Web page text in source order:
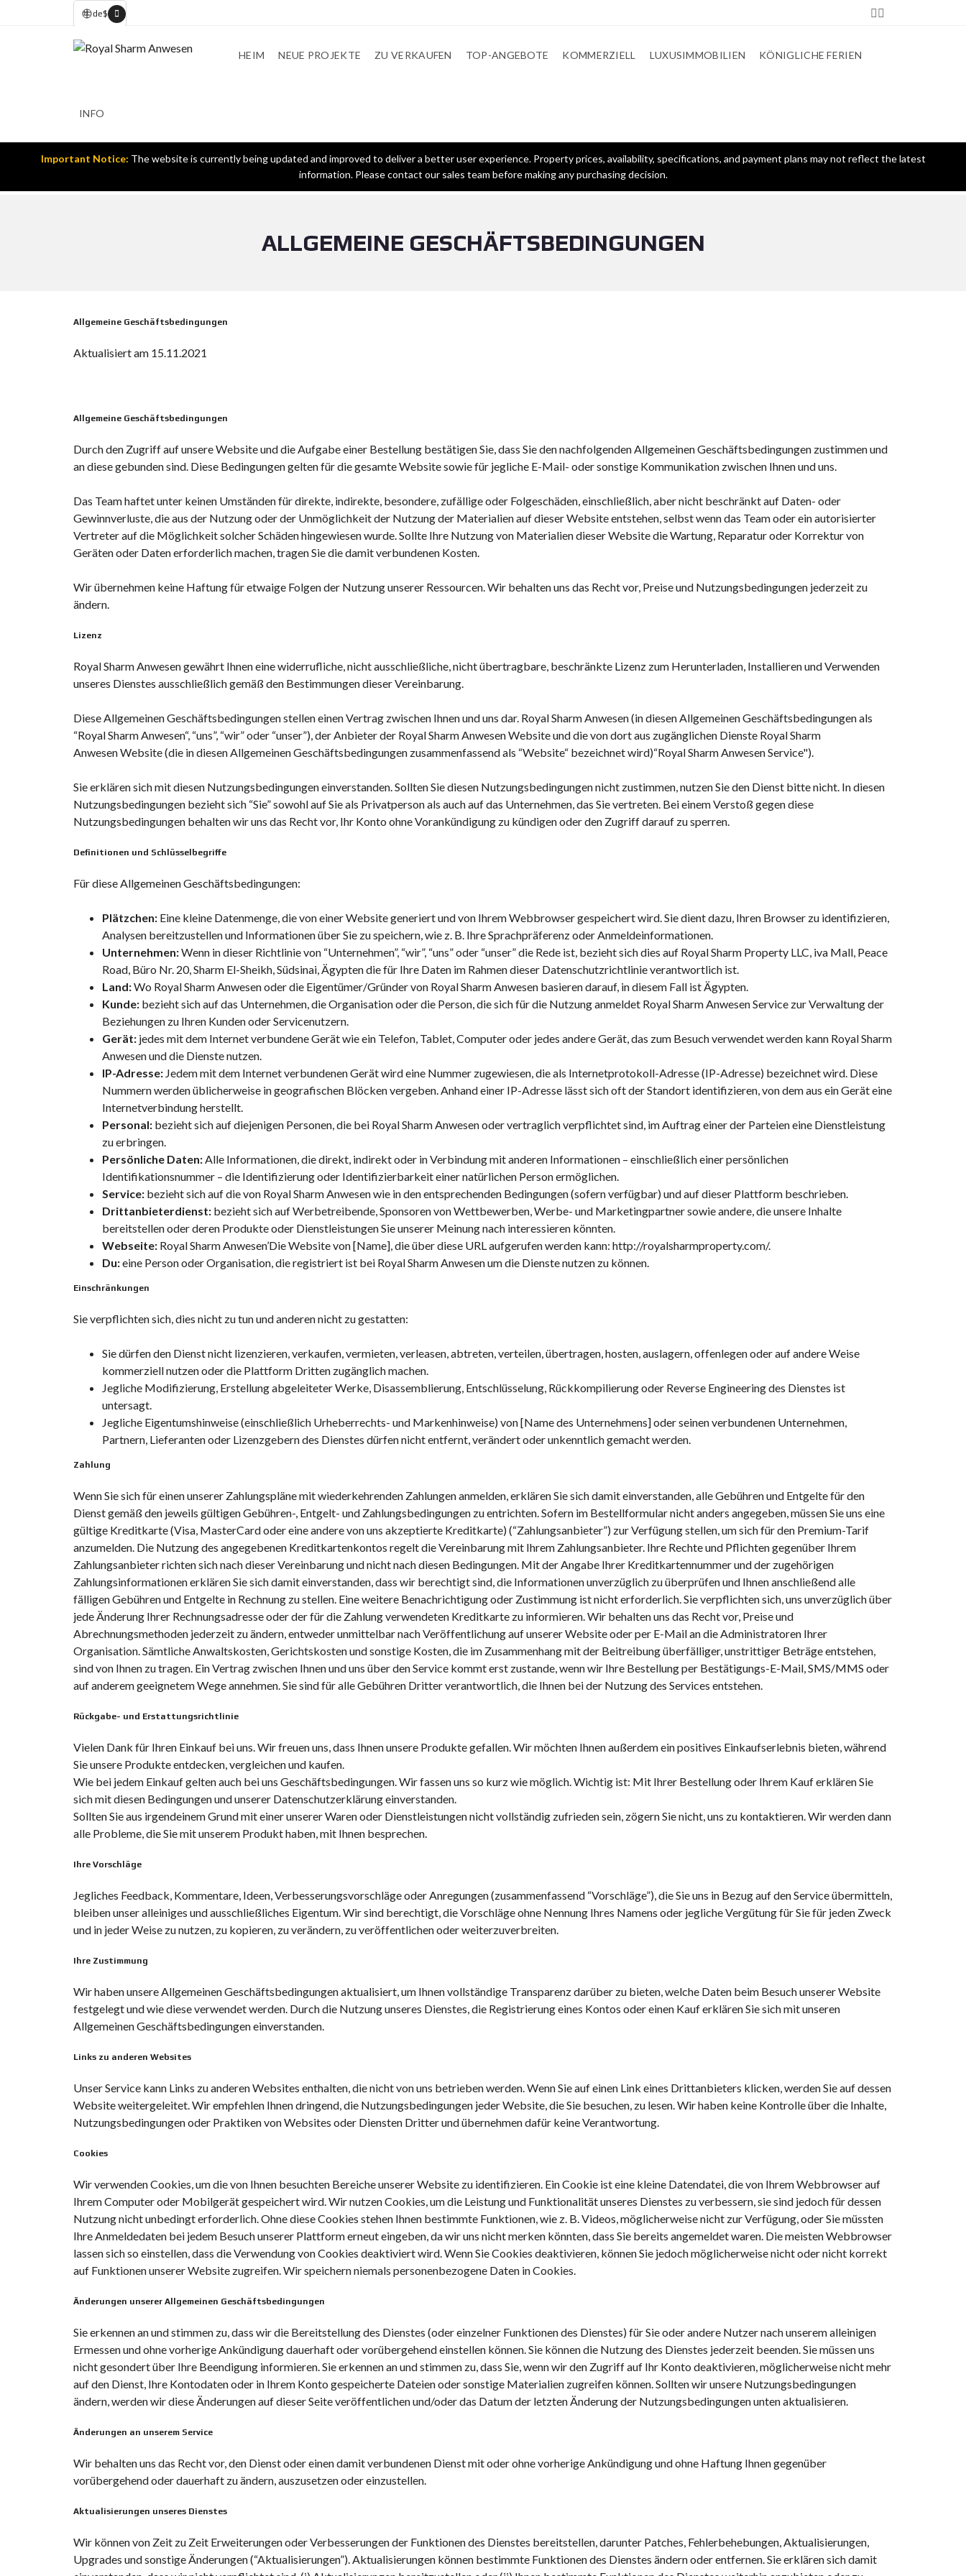
de$
HEIM NEUE PROJEKTE ZU VERKAUFEN TOP-ANGEBOTE KOMMERZIELL LUXUSIMMOBILIEN KÖNIGLICHE FERIEN
INFO
Important Notice: The website is currently being updated and improved to deliver a better user experience. Property prices, availability, specifications, and payment plans may not reflect the latest
information. Please contact our sales team before making any purchasing decision.
ALLGEMEINE GESCHÄFTSBEDINGUNGEN
Allgemeine Geschäftsbedingungen
Aktualisiert am 15.11.2021
Allgemeine Geschäftsbedingungen
Durch den Zugriff auf unsere Website und die Aufgabe einer Bestellung bestätigen Sie, dass Sie den nachfolgenden Allgemeinen Geschäftsbedingungen zustimmen und
an diese gebunden sind. Diese Bedingungen gelten für die gesamte Website sowie für jegliche E-Mail- oder sonstige Kommunikation zwischen Ihnen und uns.
Das Team haftet unter keinen Umständen für direkte, indirekte, besondere, zufällige oder Folgeschäden, einschließlich, aber nicht beschränkt auf Daten- oder
Gewinnverluste, die aus der Nutzung oder der Unmöglichkeit der Nutzung der Materialien auf dieser Website entstehen, selbst wenn das Team oder ein autorisierter
Vertreter auf die Möglichkeit solcher Schäden hingewiesen wurde. Sollte Ihre Nutzung von Materialien dieser Website die Wartung, Reparatur oder Korrektur von
Geräten oder Daten erforderlich machen, tragen Sie die damit verbundenen Kosten.
Wir übernehmen keine Haftung für etwaige Folgen der Nutzung unserer Ressourcen. Wir behalten uns das Recht vor, Preise und Nutzungsbedingungen jederzeit zu
ändern.
Lizenz
Royal Sharm Anwesengewährt Ihnen eine widerrufliche, nicht ausschließliche, nicht übertragbare, beschränkte Lizenz zum Herunterladen, Installieren und Verwenden
unseres Dienstes ausschließlich gemäß den Bestimmungen dieser Vereinbarung.
Diese Allgemeinen Geschäftsbedingungen stellen einen Vertrag zwischen Ihnen und uns dar. Royal Sharm Anwesen(in diesen Allgemeinen Geschäftsbedingungen als
“Royal Sharm Anwesen“, “uns”, “wir” oder “unser”), der Anbieter der Royal Sharm AnwesenWebsite und die von dort aus zugänglichen Dienste Royal Sharm
AnwesenWebsite (die in diesen Allgemeinen Geschäftsbedingungen zusammenfassend als “Website“ bezeichnet wird)“Royal Sharm AnwesenService").
Sie erklären sich mit diesen Nutzungsbedingungen einverstanden. Sollten Sie diesen Nutzungsbedingungen nicht zustimmen, nutzen Sie den Dienst bitte nicht. In diesen
Nutzungsbedingungen bezieht sich “Sie” sowohl auf Sie als Privatperson als auch auf das Unternehmen, das Sie vertreten. Bei einem Verstoß gegen diese
Nutzungsbedingungen behalten wir uns das Recht vor, Ihr Konto ohne Vorankündigung zu kündigen oder den Zugriff darauf zu sperren.
Definitionen und Schlüsselbegriffe
Für diese Allgemeinen Geschäftsbedingungen:
Plätzchen: Eine kleine Datenmenge, die von einer Website generiert und von Ihrem Webbrowser gespeichert wird. Sie dient dazu, Ihren Browser zu identifizieren,
Analysen bereitzustellen und Informationen über Sie zu speichern, wie z. B. Ihre Sprachpräferenz oder Anmeldeinformationen.
Unternehmen:Wenn in dieser Richtlinie von “Unternehmen”, “wir”, “uns” oder “unser” die Rede ist, bezieht sich dies auf Royal Sharm Property LLC, iva Mall, Peace
Road, Büro Nr. 20, Sharm El-Sheikh, Südsinai, Ägyptendie für Ihre Daten im Rahmen dieser Datenschutzrichtlinie verantwortlich ist.
Land:Wo Royal Sharm Anwesenoder die Eigentümer/Gründer von Royal Sharm Anwesen basieren darauf, in diesem Fall istÄgypten.
Kunde: bezieht sich auf das Unternehmen, die Organisation oder die Person, die sich für die Nutzung anmeldet Royal Sharm AnwesenService zur Verwaltung der
Beziehungen zu Ihren Kunden oder Servicenutzern.
Gerät: jedes mit dem Internet verbundene Gerät wie ein Telefon, Tablet, Computer oder jedes andere Gerät, das zum Besuch verwendet werden kann Royal Sharm
Anwesenund die Dienste nutzen.
IP-Adresse: Jedem mit dem Internet verbundenen Gerät wird eine Nummer zugewiesen, die als Internetprotokoll-Adresse (IP-Adresse) bezeichnet wird. Diese
Nummern werden üblicherweise in geografischen Blöcken vergeben. Anhand einer IP-Adresse lässt sich oft der Standort identifizieren, von dem aus ein Gerät eine
Internetverbindung herstellt.
Personal: bezieht sich auf diejenigen Personen, die bei Royal Sharm Anwesenoder vertraglich verpflichtet sind, im Auftrag einer der Parteien eine Dienstleistung
zu erbringen.
Persönliche Daten:Alle Informationen, die direkt, indirekt oder in Verbindung mit anderen Informationen – einschließlich einer persönlichen
Identifikationsnummer – die Identifizierung oder Identifizierbarkeit einer natürlichen Person ermöglichen.
Service: bezieht sich auf die von Royal Sharm Anwesenwie in den entsprechenden Bedingungen (sofern verfügbar) und auf dieser Plattform beschrieben.
Drittanbieterdienst: bezieht sich auf Werbetreibende, Sponsoren von Wettbewerben, Werbe- und Marketingpartner sowie andere, die unsere Inhalte
bereitstellen oder deren Produkte oder Dienstleistungen Sie unserer Meinung nach interessieren könnten.
Webseite: Royal Sharm Anwesen’Die Website von [Name], die über diese URL aufgerufen werden kann: http://royalsharmproperty.com/.
Du:eine Person oder Organisation, die registriert ist bei Royal Sharm Anwesenum die Dienste nutzen zu können.
Einschränkungen
Sie verpflichten sich, dies nicht zu tun und anderen nicht zu gestatten:
Sie dürfen den Dienst nicht lizenzieren, verkaufen, vermieten, verleasen, abtreten, verteilen, übertragen, hosten, auslagern, offenlegen oder auf andere Weise
kommerziell nutzen oder die Plattform Dritten zugänglich machen.
Jegliche Modifizierung, Erstellung abgeleiteter Werke, Disassemblierung, Entschlüsselung, Rückkompilierung oder Reverse Engineering des Dienstes ist
untersagt.
Jegliche Eigentumshinweise (einschließlich Urheberrechts- und Markenhinweise) von [Name des Unternehmens] oder seinen verbundenen Unternehmen,
Partnern, Lieferanten oder Lizenzgebern des Dienstes dürfen nicht entfernt, verändert oder unkenntlich gemacht werden.
Zahlung
Wenn Sie sich für einen unserer Zahlungspläne mit wiederkehrenden Zahlungen anmelden, erklären Sie sich damit einverstanden, alle Gebühren und Entgelte für den
Dienst gemäß den jeweils gültigen Gebühren-, Entgelt- und Zahlungsbedingungen zu entrichten. Sofern im Bestellformular nicht anders angegeben, müssen Sie uns eine
gültige Kreditkarte (Visa, MasterCard oder eine andere von uns akzeptierte Kreditkarte) (“Zahlungsanbieter”) zur Verfügung stellen, um sich für den Premium-Tarif
anzumelden. Die Nutzung des angegebenen Kreditkartenkontos regelt die Vereinbarung mit Ihrem Zahlungsanbieter. Ihre Rechte und Pflichten gegenüber Ihrem
Zahlungsanbieter richten sich nach dieser Vereinbarung und nicht nach diesen Bedingungen. Mit der Angabe Ihrer Kreditkartennummer und der zugehörigen
Zahlungsinformationen erklären Sie sich damit einverstanden, dass wir berechtigt sind, die Informationen unverzüglich zu überprüfen und Ihnen anschließend alle
fälligen Gebühren und Entgelte in Rechnung zu stellen. Eine weitere Benachrichtigung oder Zustimmung ist nicht erforderlich. Sie verpflichten sich, uns unverzüglich über
jede Änderung Ihrer Rechnungsadresse oder der für die Zahlung verwendeten Kreditkarte zu informieren. Wir behalten uns das Recht vor, Preise und
Abrechnungsmethoden jederzeit zu ändern, entweder unmittelbar nach Veröffentlichung auf unserer Website oder per E-Mail an die Administratoren Ihrer
Organisation. Sämtliche Anwaltskosten, Gerichtskosten und sonstige Kosten, die im Zusammenhang mit der Beitreibung überfälliger, unstrittiger Beträge entstehen,
sind von Ihnen zu tragen. Ein Vertrag zwischen Ihnen und uns über den Service kommt erst zustande, wenn wir Ihre Bestellung per Bestätigungs-E-Mail, SMS/MMS oder
auf anderem geeignetem Wege annehmen. Sie sind für alle Gebühren Dritter verantwortlich, die Ihnen bei der Nutzung des Services entstehen.
Rückgabe- und Erstattungsrichtlinie
Vielen Dank für Ihren Einkauf bei uns. Wir freuen uns, dass Ihnen unsere Produkte gefallen. Wir möchten Ihnen außerdem ein positives Einkaufserlebnis bieten, während
Sie unsere Produkte entdecken, vergleichen und kaufen.
Wie bei jedem Einkauf gelten auch bei uns Geschäftsbedingungen. Wir fassen uns so kurz wie möglich. Wichtig ist: Mit Ihrer Bestellung oder Ihrem Kauf erklären Sie
sich mit diesen Bedingungen und unserer Datenschutzerklärung einverstanden.
Sollten Sie aus irgendeinem Grund mit einer unserer Waren oder Dienstleistungen nicht vollständig zufrieden sein, zögern Sie nicht, uns zu kontaktieren. Wir werden dann
alle Probleme, die Sie mit unserem Produkt haben, mit Ihnen besprechen.
Ihre Vorschläge
Jegliches Feedback, Kommentare, Ideen, Verbesserungsvorschläge oder Anregungen (zusammenfassend “Vorschläge”), die Sie uns in Bezug auf den Service übermitteln,
bleiben unser alleiniges und ausschließliches Eigentum. Wir sind berechtigt, die Vorschläge ohne Nennung Ihres Namens oder jegliche Vergütung für Sie für jeden Zweck
und in jeder Weise zu nutzen, zu kopieren, zu verändern, zu veröffentlichen oder weiterzuverbreiten.
Ihre Zustimmung
Wir haben unsere Allgemeinen Geschäftsbedingungen aktualisiert, um Ihnen vollständige Transparenz darüber zu bieten, welche Daten beim Besuch unserer Website
festgelegt und wie diese verwendet werden. Durch die Nutzung unseres Dienstes, die Registrierung eines Kontos oder einen Kauf erklären Sie sich mit unseren
Allgemeinen Geschäftsbedingungen einverstanden.
Links zu anderen Websites
Unser Service kann Links zu anderen Websites enthalten, die nicht von uns betrieben werden. Wenn Sie auf einen Link eines Drittanbieters klicken, werden Sie auf dessen
Website weitergeleitet. Wir empfehlen Ihnen dringend, die Nutzungsbedingungen jeder Website, die Sie besuchen, zu lesen. Wir haben keine Kontrolle über die Inhalte,
Nutzungsbedingungen oder Praktiken von Websites oder Diensten Dritter und übernehmen dafür keine Verantwortung.
Cookies
Wir verwenden Cookies, um die von Ihnen besuchten Bereiche unserer Website zu identifizieren. Ein Cookie ist eine kleine Datendatei, die von Ihrem Webbrowser auf
Ihrem Computer oder Mobilgerät gespeichert wird. Wir nutzen Cookies, um die Leistung und Funktionalität unseres Dienstes zu verbessern, sie sind jedoch für dessen
Nutzung nicht unbedingt erforderlich. Ohne diese Cookies stehen Ihnen bestimmte Funktionen, wie z. B. Videos, möglicherweise nicht zur Verfügung, oder Sie müssten
Ihre Anmeldedaten bei jedem Besuch unserer Plattform erneut eingeben, da wir uns nicht merken könnten, dass Sie bereits angemeldet waren. Die meisten Webbrowser
lassen sich so einstellen, dass die Verwendung von Cookies deaktiviert wird. Wenn Sie Cookies deaktivieren, können Sie jedoch möglicherweise nicht oder nicht korrekt
auf Funktionen unserer Website zugreifen. Wir speichern niemals personenbezogene Daten in Cookies.
Änderungen unserer Allgemeinen Geschäftsbedingungen
Sie erkennen an und stimmen zu, dass wir die Bereitstellung des Dienstes (oder einzelner Funktionen des Dienstes) für Sie oder andere Nutzer nach unserem alleinigen
Ermessen und ohne vorherige Ankündigung dauerhaft oder vorübergehend einstellen können. Sie können die Nutzung des Dienstes jederzeit beenden. Sie müssen uns
nicht gesondert über Ihre Beendigung informieren. Sie erkennen an und stimmen zu, dass Sie, wenn wir den Zugriff auf Ihr Konto deaktivieren, möglicherweise nicht mehr
auf den Dienst, Ihre Kontodaten oder in Ihrem Konto gespeicherte Dateien oder sonstige Materialien zugreifen können. Sollten wir unsere Nutzungsbedingungen
ändern, werden wir diese Änderungen auf dieser Seite veröffentlichen und/oder das Datum der letzten Änderung der Nutzungsbedingungen unten aktualisieren.
Änderungen an unserem Service
Wir behalten uns das Recht vor, den Dienst oder einen damit verbundenen Dienst mit oder ohne vorherige Ankündigung und ohne Haftung Ihnen gegenüber
vorübergehend oder dauerhaft zu ändern, auszusetzen oder einzustellen.
Aktualisierungen unseres Dienstes
Wir können von Zeit zu Zeit Erweiterungen oder Verbesserungen der Funktionen des Dienstes bereitstellen, darunter Patches, Fehlerbehebungen, Aktualisierungen,
Upgrades und sonstige Änderungen (“Aktualisierungen”). Aktualisierungen können bestimmte Funktionen des Dienstes ändern oder entfernen. Sie erklären sich damit